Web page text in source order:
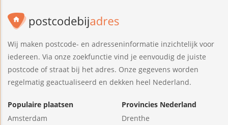
Wij maken postcode- en adresseninformatie inzichtelijk voor
iedereen. Via onze zoekfunctie vind je eenvoudig de juiste
postcode of straat bij het adres. Onze gegevens worden
regelmatig geactualiseerd en dekken heel Nederland.
Populaire plaatsen
Amsterdam
Provincies Nederland
Drenthe